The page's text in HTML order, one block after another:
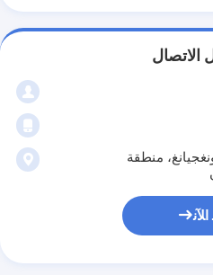
الاتصال
كونغجيانغ، منطقة